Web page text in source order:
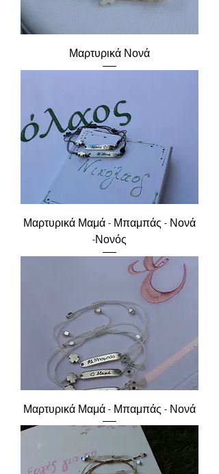
Μαρτυρικά Νονά
Μαρτυρικά Μαμά - Μπαμπάς - Νονά
-Νονός
Μαρτυρικά Μαμά - Μπαμπάς - Νονά